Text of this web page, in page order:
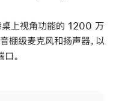
上视角功能的 1200 万
级麦克风和扬声器，以
。